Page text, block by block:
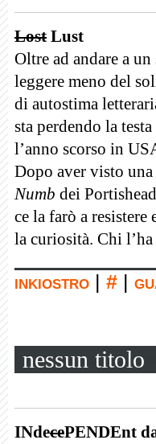
Lost Lust
Oltre ad andare a
leggere meno del
di autostima
sta perdendo la testa
l’anno scorso in
Dopo aver visto
Numb dei
ce la farò a
la curiosità. Chi
inkiostro #
nessun titolo
INdecePENDEnt